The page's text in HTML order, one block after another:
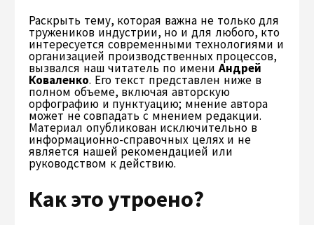
Раскрыть тему, которая важна не только для
тружеников индустрии, но и для любого, кто
интересуется современными технологиями и
организацией производственных процессов,
вызвался наш читатель по имени Андрей
Коваленко. Его текст представлен ниже в
полном объеме, включая авторскую
орфографию и пунктуацию; мнение автора
может не совпадать с мнением редакции.
Материал опубликован исключительно в
информационно-справочных целях и не
является нашей рекомендацией или
руководством к действию.
Как это утроено?